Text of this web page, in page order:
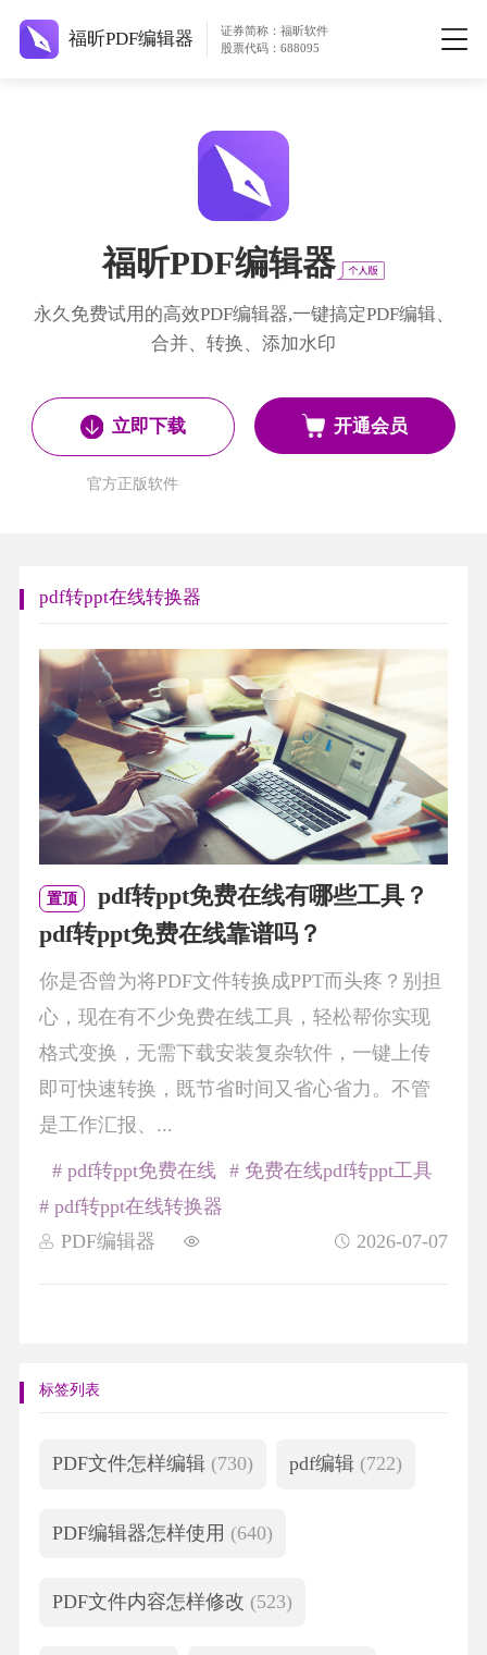
福昕PDF编辑器
证券简称：福昕软件
股票代码：688095
福昕PDF编辑器
永久免费试用的高效PDF编辑器,一键搞定PDF编辑、
合并、转换、添加水印
立即下载
官方正版软件
开通会员
pdf转ppt在线转换器
置顶
pdf转ppt免费在线有哪些工具？
pdf转ppt免费在线靠谱吗？
你是否曾为将PDF文件转换成PPT而头疼？别担
心，现在有不少免费在线工具，轻松帮你实现
格式变换，无需下载安装复杂软件，一键上传
即可快速转换，既节省时间又省心省力。不管
是工作汇报、...
PDF编辑器 2026-07-07
# pdf转ppt免费在线
# 免费在线pdf转ppt工具
# pdf转ppt在线转换器
标签列表
PDF文件怎样编辑 (730) pdf编辑 (722)
PDF编辑器怎样使用 (640)
PDF文件内容怎样修改 (523)